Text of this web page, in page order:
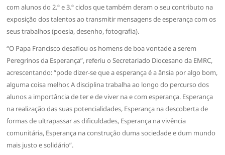
com alunos do 2.º e 3.º ciclos que também deram o seu contributo na
exposição dos talentos ao transmitir mensagens de esperança com os
seus trabalhos (poesia, desenho, fotografia).
“O Papa Francisco desafiou os homens de boa vontade a serem
Peregrinos da Esperança”, referiu o Secretariado Diocesano da EMRC,
acrescentando: “pode dizer-se que a esperança é a ânsia por algo bom,
alguma coisa melhor. A disciplina trabalha ao longo do percurso dos
alunos a importância de ter e de viver na e com esperança. Esperança
na realização das suas potencialidades, Esperança na descoberta de
formas de ultrapassar as dificuldades, Esperança na vivência
comunitária, Esperança na construção duma sociedade e dum mundo
mais justo e solidário”.